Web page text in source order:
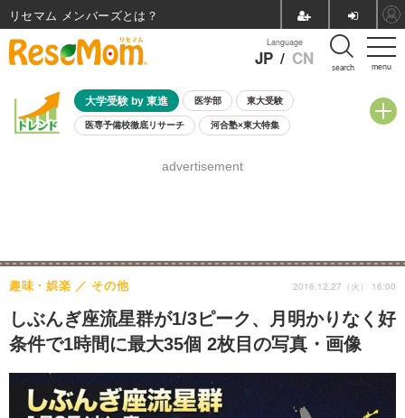
menu
Language
JP / CN search
大学受験 by 東進 医学部 東大受験
医専予備校徹底リサーチ 河合塾×東大特集
8月開催学校説明会・相談会
advertisement
しぶんぎ座流星群が1/3ピーク、月明かりなく好
条件で1時間に最大35個 2枚目の写真・画像
趣味・娯楽 その他 2016.12.27（火） 16:00
リセマム メンバーズ